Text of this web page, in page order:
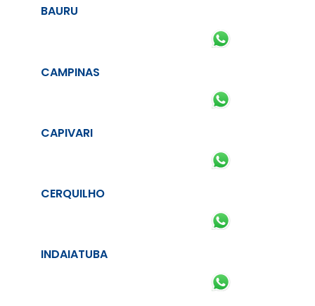
BAURU
CAMPINAS
CAPIVARI
CERQUILHO
INDAIATUBA